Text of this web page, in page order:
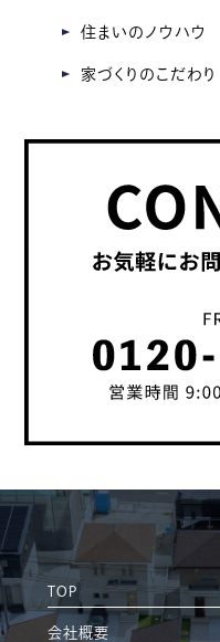
住まいのノウハウ
家づくりのこだわり
TOP
会社概要